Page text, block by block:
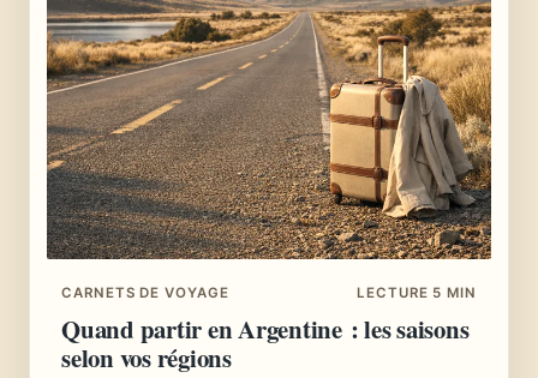
CARNETS DE VOYAGE LECTURE 5 MIN
Quand partir en Argentine : les saisons
selon vos régions